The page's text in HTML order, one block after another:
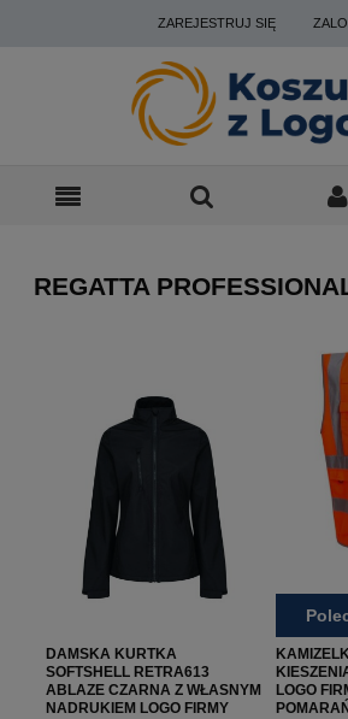
ZAREJESTRUJ SIĘ
REGATTA
DAMSKA KURTKA
SOFTSHELL RETRA613
ABLAZE CZARNA Z WŁASNYM
NADRUKIEM LOGO FIRMY
LOGO